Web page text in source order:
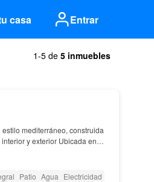
casa Entrar
1-5 de 5 inmuebles
estilo mediterráneo, construida
y exterior Ubicada en
Patio Agua Electricidad